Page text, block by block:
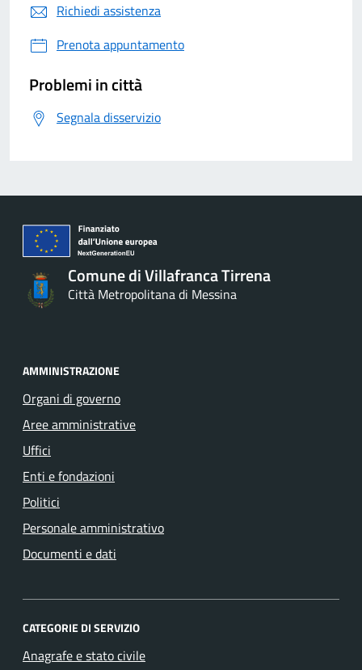
Richiedi assistenza
Prenota appuntamento
Problemi in città
Segnala disservizio
Comune di Villafranca Tirrena
Città Metropolitana di Messina
AMMINISTRAZIONE
Organi di governo
Aree amministrative
Uffici
Enti e fondazioni
Politici
Personale amministrativo
Documenti e dati
CATEGORIE DI SERVIZIO
Anagrafe e stato civile